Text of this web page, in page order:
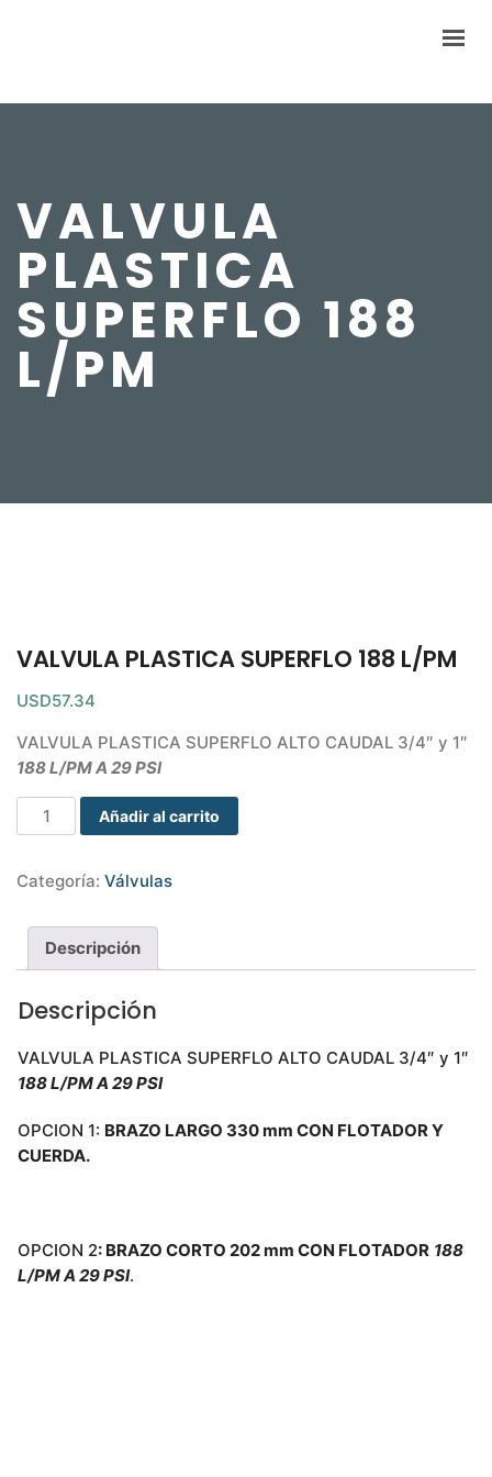
CONTACTO
0 PRODUCTOS USD0.00
VALVULA
PLASTICA
SUPERFLO 188
L/PM
VALVULA PLASTICA SUPERFLO 188 L/PM
USD57.34
VALVULA PLASTICA SUPERFLO ALTO CAUDAL 3/4″ y 1″
188 L/PM A 29 PSI
Añadir al carrito
Categoría: Válvulas
Descripción
Descripción
VALVULA PLASTICA SUPERFLO ALTO CAUDAL 3/4″ y 1″
188 L/PM A 29 PSI
OPCION 1: BRAZO LARGO 330 mm CON FLOTADOR Y
CUERDA.
OPCION 2: BRAZO CORTO 202 mm CON FLOTADOR 188
L/PM A 29 PSI.